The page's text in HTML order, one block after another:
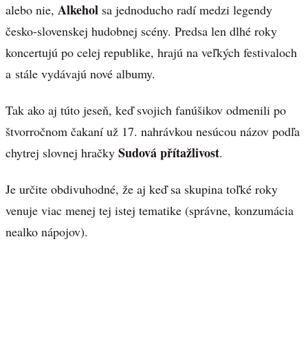
alebo nie, Alkehol sa jednoducho radí medzi legendy
česko-slovenskej hudobnej scény. Predsa len dlhé roky
koncertujú po celej republike, hrajú na veľkých festivaloch
a stále vydávajú nové albumy.
Tak ako aj túto jeseň, keď svojich fanúšikov odmenili po
štvorročnom čakaní už 17. nahrávkou nesúcou názov podľa
chytrej slovnej hračky Sudová přítažlivost.
Je určite obdivuhodné, že aj keď sa skupina toľké roky
venuje viac menej tej istej tematike (správne, konzumácia
nealko nápojov).